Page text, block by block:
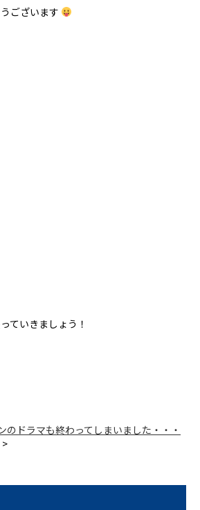
ございます
ていきましょう！
のドラマも終わってしまいました・・・